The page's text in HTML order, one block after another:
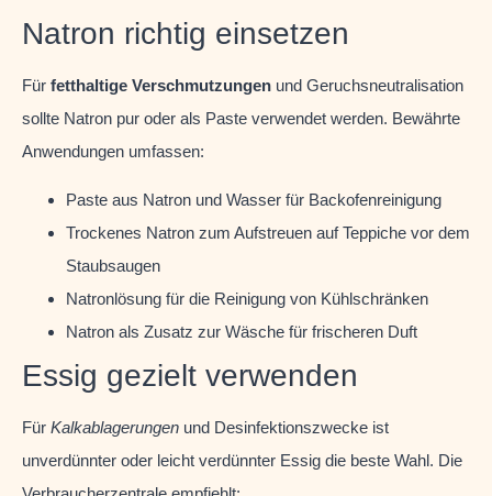
Natron richtig einsetzen
Für fetthaltige Verschmutzungen und Geruchsneutralisation
sollte Natron pur oder als Paste verwendet werden. Bewährte
Anwendungen umfassen:
Paste aus Natron und Wasser für Backofenreinigung
Trockenes Natron zum Aufstreuen auf Teppiche vor dem
Staubsaugen
Natronlösung für die Reinigung von Kühlschränken
Natron als Zusatz zur Wäsche für frischeren Duft
Essig gezielt verwenden
Für Kalkablagerungen und Desinfektionszwecke ist
unverdünnter oder leicht verdünnter Essig die beste Wahl. Die